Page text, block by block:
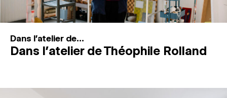
Dans l'atelier de...
Dans l’atelier de Théophile Rolland